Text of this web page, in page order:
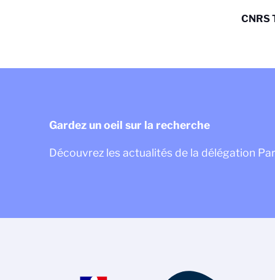
CNRS
Gardez un oeil sur la recherche
Découvrez les actualités de la délégation